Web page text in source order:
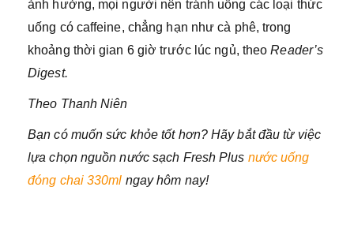
ảnh hưởng, mọi người nên tránh uống các loại thức
uống có caffeine, chẳng hạn như cà phê, trong
khoảng thời gian 6 giờ trước lúc ngủ, theoReader’s
Digest.
Theo Thanh Niên
Bạn có muốn sức khỏe tốt hơn? Hãy bắt đầu từ việc
lựa chọn nguồn nước sạch Fresh Plus nước uống
đóng chai 330ml ngay hôm nay!